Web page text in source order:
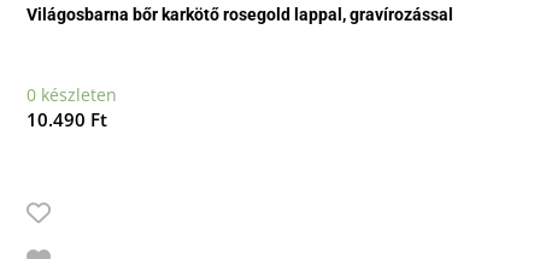
Világosbarna bőr karkötő rosegold lappal, gravírozással
0 készleten
10.490 Ft